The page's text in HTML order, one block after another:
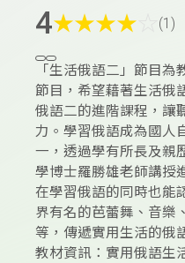
4★★★★ (1)
「生活俄語二」節目
節目，希望藉著生活俄
俄語二的進階課程，讓
力。學習俄語成為國人
一，透過學有所長及親
學博士羅勝雄老師講授
在學習俄語的同時也能
界有名的芭蕾舞、音樂
等，傳遞實用生活的俄
教材資訊：實用俄語生